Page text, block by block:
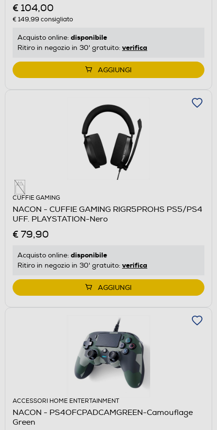
€ 104,00
€ 149,99 consigliato
Acquisto online: disponibile
Ritiro in negozio in 30' gratuito: verifica
AGGIUNGI
CUFFIE GAMING
NACON - CUFFIE GAMING RIGR5PROHS PS5/PS4
UFF. PLAYSTATION-Nero
€ 79,90
Acquisto online: disponibile
Ritiro in negozio in 30' gratuito: verifica
AGGIUNGI
ACCESSORI HOME ENTERTAINMENT
NACON - PS4OFCPADCAMGREEN-Camouflage
Green